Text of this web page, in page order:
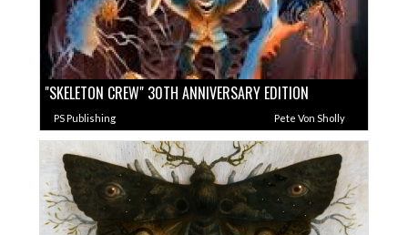
"SKELETON CREW" 30TH ANNIVERSARY EDITION
PS Publishing Pete Von Sholly